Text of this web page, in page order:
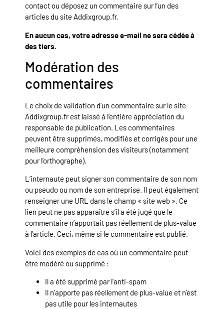
contact ou déposez un commentaire sur l’un des
articles du site Addixgroup.fr.
En aucun cas, votre adresse e-mail ne sera cédée à
des tiers.
Modération des
commentaires
Le choix de validation d’un commentaire sur le site
Addixgroup.fr est laissé à l’entière appréciation du
responsable de publication. Les commentaires
peuvent être supprimés, modifiés et corrigés pour une
meilleure compréhension des visiteurs (notamment
pour l’orthographe).
L’internaute peut signer son commentaire de son nom
ou pseudo ou nom de son entreprise. Il peut également
renseigner une URL dans le champ « site web ». Ce
lien peut ne pas apparaître s’il a été jugé que le
commentaire n’apportait pas réellement de plus-value
à l’article. Ceci, même si le commentaire est publié.
Voici des exemples de cas où un commentaire peut
être modéré ou supprimé :
Il a été supprimé par l’anti-spam
Il n’apporte pas réellement de plus-value et n’est
pas utile pour les internautes